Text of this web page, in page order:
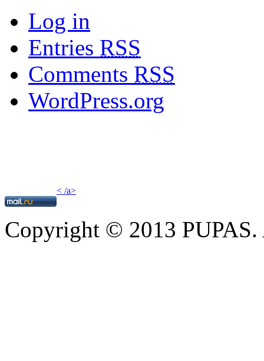
Log in
Entries RSS
Comments RSS
WordPress.org
< /a>
Copyright © 2013 PUPAS.